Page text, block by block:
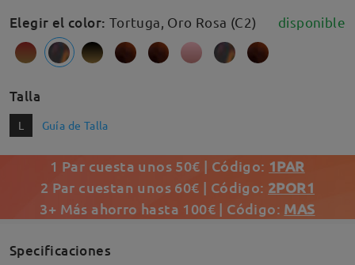
Elegir el color: Tortuga, Oro Rosa (C2) disponible
Talla
L Guía de Talla
1 Par cuesta unos 50€ | Código: 1PAR
2 Par cuestan unos 60€ | Código: 2POR1
3+ Más ahorro hasta 100€ | Código: MAS
Specificaciones